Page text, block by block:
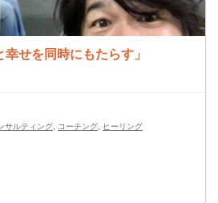
せを同時にもたらす」
サルティング, コーチング, ヒーリング